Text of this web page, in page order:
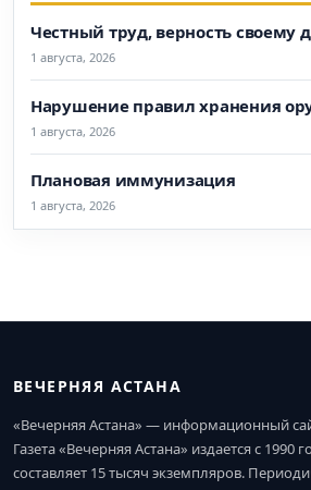
Честный труд, верность своему
1 августа, 2026
Нарушение правил хранения
1 августа, 2026
Плановая иммунизация
1 августа, 2026
ВЕЧЕРНЯЯ АСТАНА
«Вечерняя Астана» — информационный
Газета «Вечерняя Астана» издается с 1990
составляет 15 тысяч экземпляров.